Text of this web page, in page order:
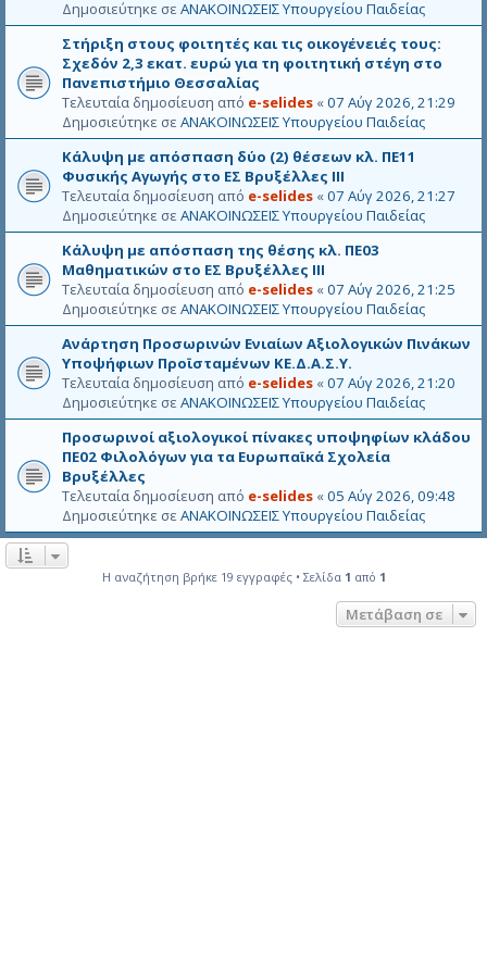
η
κ
ε
ρ
ί
θ
κ
ε
ν
γ
ρ
θ
η
κ
ε
μ
α
δ
ε
ν
ε
γ
ρ
η
κ
ε
Δημοσιεύτηκε σε ΑΝΑΚΟΙΝΩΣΕΙΣ Υπουργείου Παιδείας
Στήριξη στους φοιτητές και τις οικογένειές τους:
Σχεδόν 2,3 εκατ. ευρώ για τη φοιτητική στέγη στο
Πανεπιστήμιο Θεσσαλίας
Τελευταία δημοσίευση από e-selides «07 Αύγ 2026, 21:29
Δημοσιεύτηκε σε ΑΝΑΚΟΙΝΩΣΕΙΣ Υπουργείου Παιδείας
Κάλυψη με απόσπαση δύο (2) θέσεων κλ. ΠΕ11
Φυσικής Αγωγής στο ΕΣ Βρυξέλλες ΙΙΙ
Τελευταία δημοσίευση από e-selides «07 Αύγ 2026, 21:27
Δημοσιεύτηκε σε ΑΝΑΚΟΙΝΩΣΕΙΣ Υπουργείου Παιδείας
Κάλυψη με απόσπαση της θέσης κλ. ΠΕ03
Μαθηματικών στο ΕΣ Βρυξέλλες ΙΙΙ
Τελευταία δημοσίευση από e-selides «07 Αύγ 2026, 21:25
Δημοσιεύτηκε σε ΑΝΑΚΟΙΝΩΣΕΙΣ Υπουργείου Παιδείας
Ανάρτηση Προσωρινών Ενιαίων Αξιολογικών Πινάκων
Υποψήφιων Προϊσταμένων ΚΕ.Δ.Α.Σ.Υ.
Τελευταία δημοσίευση από e-selides «07 Αύγ 2026, 21:20
Δημοσιεύτηκε σε ΑΝΑΚΟΙΝΩΣΕΙΣ Υπουργείου Παιδείας
Προσωρινοί αξιολογικοί πίνακες υποψηφίων κλάδου
ΠΕ02 Φιλολόγων για τα Ευρωπαϊκά Σχολεία
Βρυξέλλες
Τελευταία δημοσίευση από e-selides «05 Αύγ 2026, 09:48
Δημοσιεύτηκε σε ΑΝΑΚΟΙΝΩΣΕΙΣ Υπουργείου Παιδείας
Η αναζήτηση βρήκε 19 εγγραφές • Σελίδα 1 από 1
Μετάβαση σε